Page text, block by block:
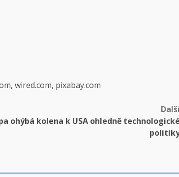
wired.com, pixabay.com
ohýbá kolena k USA ohledně technologické